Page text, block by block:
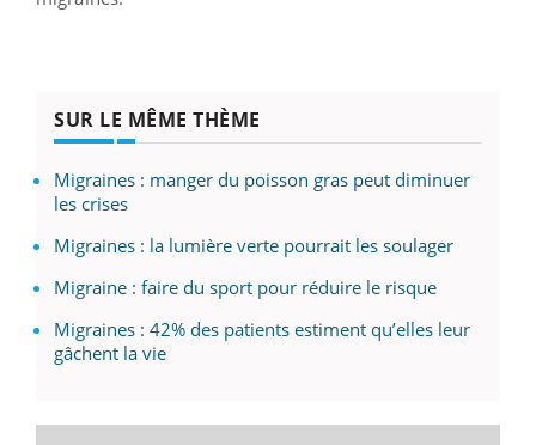
SUR LE MÊME THÈME
Migraines : manger du poisson gras peut diminuer
les crises
Migraines : la lumière verte pourrait les soulager
Migraine : faire du sport pour réduire le risque
Migraines : 42% des patients estiment qu’elles leur
gâchent la vie